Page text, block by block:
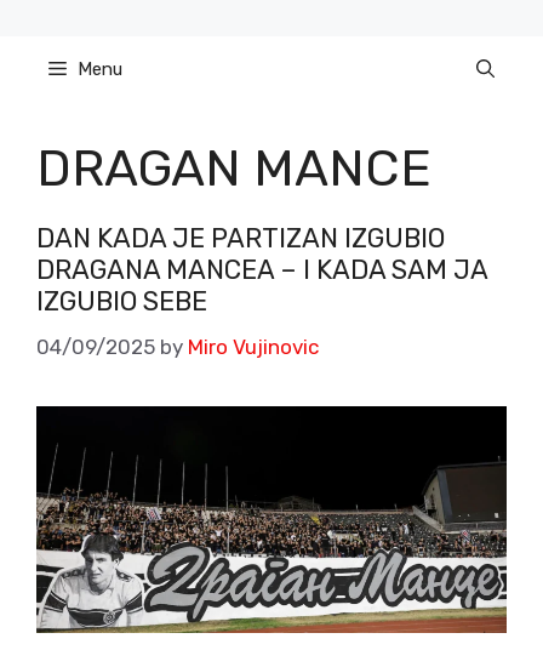
content Menu
DRAGAN MANCE
DAN KADA JE PARTIZAN IZGUBIO
DRAGANA MANCEA – I KADA SAM JA
IZGUBIO SEBE
04/09/2025 by Miro Vujinovic